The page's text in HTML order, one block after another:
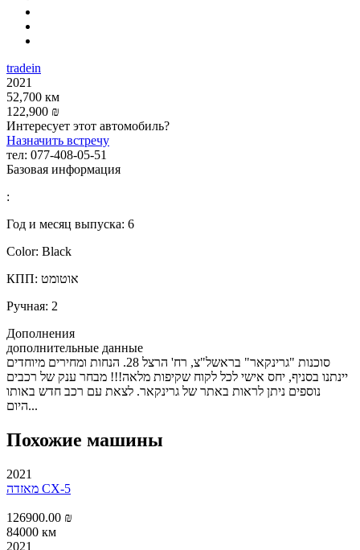
tradein
2021
52,700 км
122,900 ₪
Интересует этот автомобиль?
Назначить встречу
тел: 077-408-05-51
Базовая информация
:
Год и месяц выпуска: 6
Color: Black
КПП: אוטומט
Ручная: 2
Дополнения
дополнительные данные
סוכנות "גרינקאר" בראשל"צ, רח' הרצל 28. הנחות ומחירים מיוחדים
יינתנו בסניף, יחס אישי לכל לקוח שקיפות מלאה!!! מבחר ענק של רכבים
נוספים ניתן לראות באתר של גרינקאר. לצאת עם רכב חדש באותו
היום...
Похожие машины
2021
מאזדה CX-5
126900.00 ₪
84000 км
2021